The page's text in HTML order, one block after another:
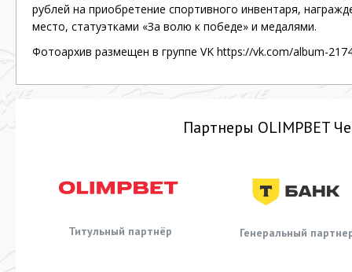
рублей на приобретение спортивного инвентаря,
место, статуэтками «За волю к победе» и медалями.
Фотоархив размещен в группе VK https://vk.com/album-
Партнеры OLIMPBET
Титульный партнёр Генеральный